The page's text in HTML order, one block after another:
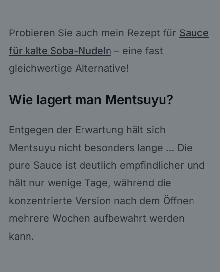
Probieren Sie auch mein Rezept für Sauce
für kalte Soba-Nudeln – eine fast
gleichwertige Alternative!
Wie lagert man Mentsuyu?
Entgegen der Erwartung hält sich
Mentsuyu nicht besonders lange … Die
pure Sauce ist deutlich empfindlicher und
hält nur wenige Tage, während die
konzentrierte Version nach dem Öffnen
mehrere Wochen aufbewahrt werden
kann.